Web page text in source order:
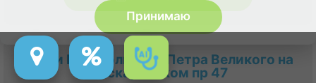
МРТ и КТ в Больнице Петра Великого на
Пискаревском пр 47
Принимаю